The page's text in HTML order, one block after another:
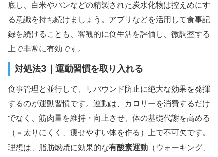
底し、白米やパンなどの精製された炭水化物は控えめにす
る意識を持ち続けましょう。アプリなどを活用して食事記
録を続けることも、客観的に食生活を評価し、微調整する
上で非常に有効です。
対処法3｜運動習慣を取り入れる
食事管理と並行して、リバウンド防止に絶大な効果を発揮
するのが運動習慣です。運動は、カロリーを消費するだけ
でなく、筋肉量を維持・向上させ、体の基礎代謝を高める
（＝太りにくく、痩せやすい体を作る）上で不可欠です。
理想は、脂肪燃焼に効果的な有酸素運動 （ウォーキング、